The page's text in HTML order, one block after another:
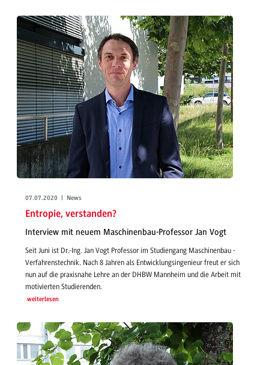
07.07.2020 | News
Entropie, verstanden?
Interview mit neuem Maschinenbau-Professor Jan Vogt
Seit Juni ist Dr.-Ing. Jan Vogt Professor im Studiengang Maschinenbau -
Verfahrenstechnik. Nach 8 Jahren als Entwicklungsingenieur freut er sich
nun auf die praxisnahe Lehre an der DHBW Mannheim und die Arbeit mit
motivierten Studierenden.
weiterlesen